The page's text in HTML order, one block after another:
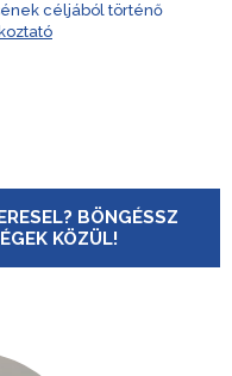
céljából történő
BÖNGÉSSZ
KÖZÜL!